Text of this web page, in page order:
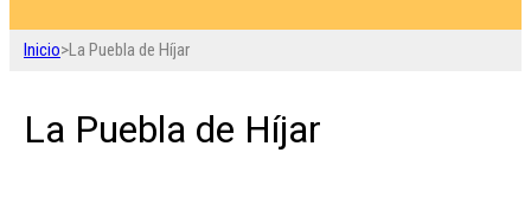
Inicio>La Puebla de Híjar
La Puebla de Híjar